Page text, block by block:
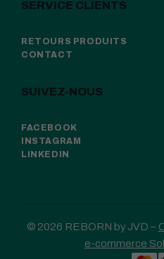
SERVICE CLIENTS
RETOURS PRODUITS
CONTACT
SUIVEZ-NOUS
FACEBOOK
INSTAGRAM
LINKEDIN
© 2026 REBORN by JVD –
e-commerce